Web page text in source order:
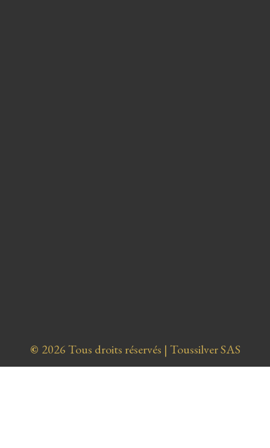
© 2026 Tous droits réservés | Toussilver SAS